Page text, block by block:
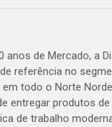
anos de Mercado, a
referência no
todo o Norte
entregar produtos de
de trabalho